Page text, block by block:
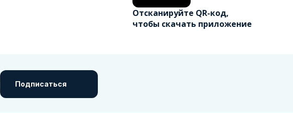
Отсканируйте QR-код,
чтобы скачать приложение
Подписаться